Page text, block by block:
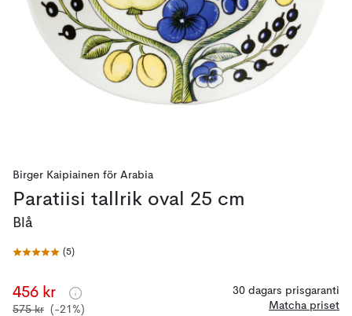
Birger Kaipiainen för Arabia
Paratiisi tallrik oval 25 cm
Blå
(5)
456 kr
575 kr (-21%)
30 dagars prisgaranti
Matcha priset